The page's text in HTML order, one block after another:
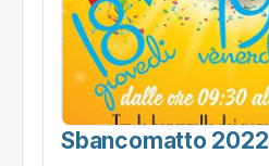
Sbancomatto 2022